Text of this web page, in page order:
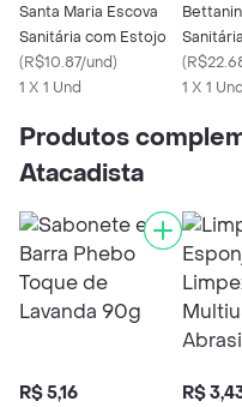
Santa Maria Escova
Sanitária com Estojo
(R$10.87/und)
1 X 1 Und
Suporte
(
1 X 1 Und
Produtos
Atacadista
R$ 5,16 R$